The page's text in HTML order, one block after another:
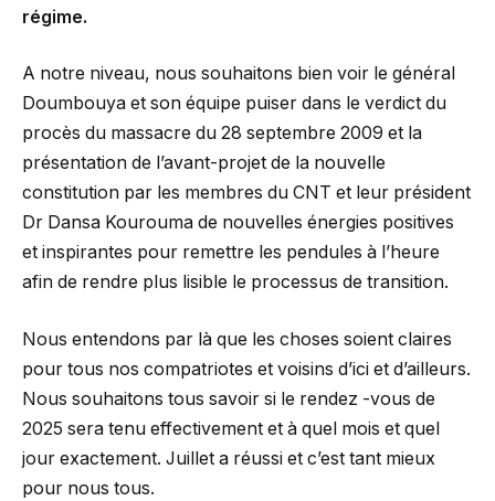
régime.
A notre niveau, nous souhaitons bien voir le général
Doumbouya et son équipe puiser dans le verdict du
procès du massacre du 28 septembre 2009 et la
présentation de l’avant-projet de la nouvelle
constitution par les membres du CNT et leur président
Dr Dansa Kourouma de nouvelles énergies positives
et inspirantes pour remettre les pendules à l’heure
afin de rendre plus lisible le processus de transition.
Nous entendons par là que les choses soient claires
pour tous nos compatriotes et voisins d’ici et d’ailleurs.
Nous souhaitons tous savoir si le rendez -vous de
2025 sera tenu effectivement et à quel mois et quel
jour exactement. Juillet a réussi et c’est tant mieux
pour nous tous.